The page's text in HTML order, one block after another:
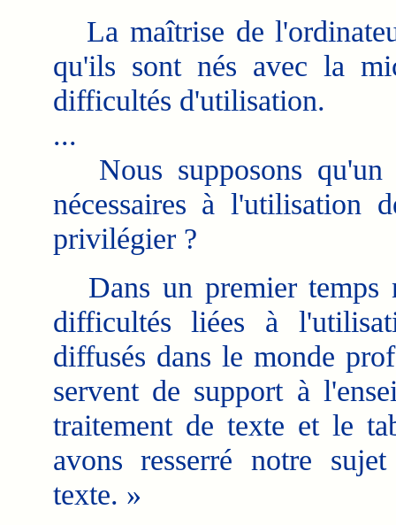
La maîtrise de
qu'ils sont nés avec la
difficultés d'utilisation.
...
Nous supposons qu'un
nécessaires à l'utilisation
privilégier ?
Dans un premier temps
difficultés liées à
diffusés dans le monde
servent de support à
traitement de texte et le
avons resserré notre
texte. »